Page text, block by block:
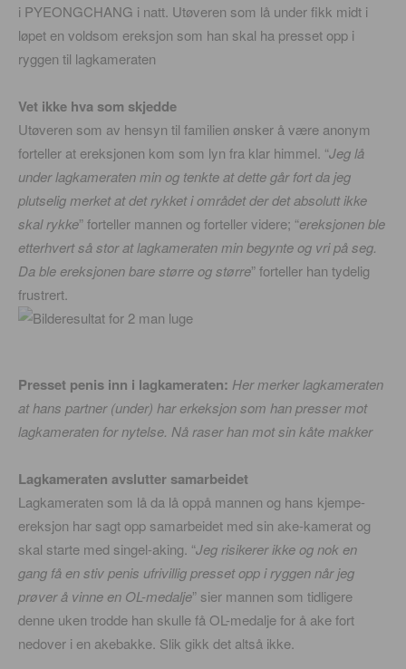
i PYEONGCHANG i natt. Utøveren som lå under fikk midt i
løpet en voldsom ereksjon som han skal ha presset opp i
ryggen til lagkameraten
Vet ikke hva som skjedde
Utøveren som av hensyn til familien ønsker å være anonym
forteller at ereksjonen kom som lyn fra klar himmel. “Jeg lå
under lagkameraten min og tenkte at dette går fort da jeg
plutselig merket at det rykket i området der det absolutt ikke
skal rykke” forteller mannen og forteller videre; “ereksjonen ble
etterhvert så stor at lagkameraten min begynte og vri på seg.
Da ble ereksjonen bare større og større” forteller han tydelig
frustrert.
Presset penis inn i lagkameraten: Her merker lagkameraten
at hans partner (under) har erkeksjon som han presser mot
lagkameraten for nytelse. Nå raser han mot sin kåte makker
Lagkameraten avslutter samarbeidet
Lagkameraten som lå da lå oppå mannen og hans kjempe-
ereksjon har sagt opp samarbeidet med sin ake-kamerat og
skal starte med singel-aking. “Jeg risikerer ikke og nok en
gang få en stiv penis ufrivillig presset opp i ryggen når jeg
prøver å vinne en OL-medalje” sier mannen som tidligere
denne uken trodde han skulle få OL-medalje for å ake fort
nedover i en akebakke. Slik gikk det altså ikke.